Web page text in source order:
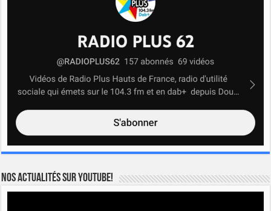
Nos actualités sur YOUTUBE!